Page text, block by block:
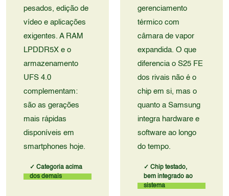
pesados, edição de
vídeo e aplicações
exigentes. A RAM
LPDDR5X e o
armazenamento
UFS 4.0
complementam:
são as gerações
mais rápidas
disponíveis em
smartphones hoje.
✓ Categoria acima
dos demais
gerenciamento
térmico com
câmara de vapor
expandida. O que
diferencia o S25 FE
dos rivais não é o
chip em si, mas o
quanto a Samsung
integra hardware e
software ao longo
do tempo.
✓ Chip testado,
bem integrado ao
sistema